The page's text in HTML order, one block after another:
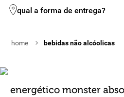
qual a forma de entrega?
bebidas não alcóolicas
energético monster
termos mais buscados
2º leite
4º iogurte